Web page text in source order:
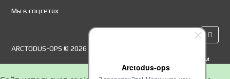
Arctodus-ops
Мы в соцсетях
ARCTODUS-OPS © 2026
К оплате принимаем